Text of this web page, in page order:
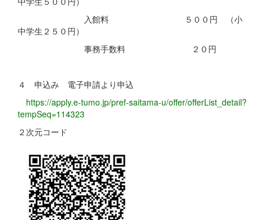
入館料 ５００円 （小
中学生２５０円）
事務手数料 ２０円
４ 申込み 電子申請より申込
https://apply.e-tumo.jp/pref-saitama-u/offer/offerList_detail?
tempSeq=114323
２次元コード